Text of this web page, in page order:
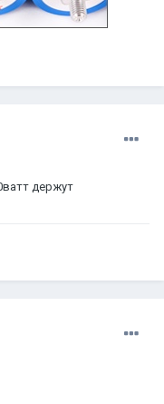
держут